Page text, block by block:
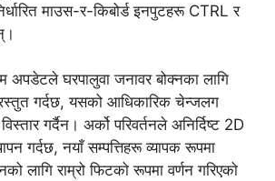
माउस-र-किबोर्ड इनपुटहरू CTRL र
घरपालुवा जनावर बोक्नका लागि
गर्दछ, यसको आधिकारिक चेन्जलग
गर्दैन। अर्को परिवर्तनले अनिर्दिष्ट 2D
गर्दछ, नयाँ सम्पत्तिहरू व्यापक रूपमा
लागि राम्रो फिटको रूपमा वर्णन गरिएको